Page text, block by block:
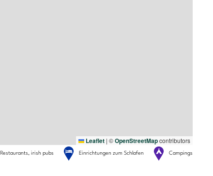
Leaflet | ©OpenStreetMapcontributors
Restaurants, irish pubs Einrichtungen zum Schlafen Campings